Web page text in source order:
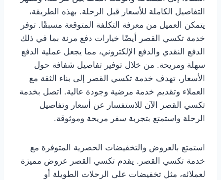
التفاصيل الكاملة للأسعار قبل الرحلة. بهذه الطريقة،
يتمكن العميل من معرفة التكلفة المتوقعة مسبقًا. توفر
خدمة تكسي القصر أيضًا خيارات دفع مرنة بما في ذلك
الدفع النقدي والدفع الإلكتروني، مما يجعل عملية الدفع
سهلة ومريحة. من خلال توفير تفاصيل شفافة حول
الأسعار، تهدف خدمة تكسي القصر إلى بناء الثقة مع
العملاء وتقديم خدمة مرضية وجودة عالية. اتصل بخدمة
تكسي القصر الآن للاستفسار عن أسعار وتفاصيل
الرحلة واستمتع بتجربة سفر مريحة وموثوقة.
استمتع بالعروض والتخفيضات الحصرية المتوفرة مع
خدمة تكسي القصر. يقدم تكسي القصر عروض مميزة
لعملائه، مثل تخفيضات على الرحلات الطويلة أو